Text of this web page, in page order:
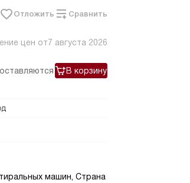
Отложить Сравнить
цен от7 августа 2026
В корзину
машин, Страна